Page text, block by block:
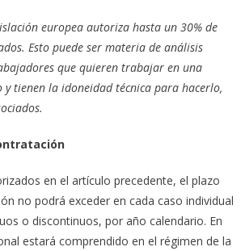
europea autoriza hasta un 30% de
Esto puede ser materia de análisis
que quieren trabajar en una
tienen la idoneidad técnica para hacerlo,
en el artículo precedente, el plazo
no podrá exceder en cada caso individual
o discontinuos, por año calendario. En
estará comprendido en el régimen de la